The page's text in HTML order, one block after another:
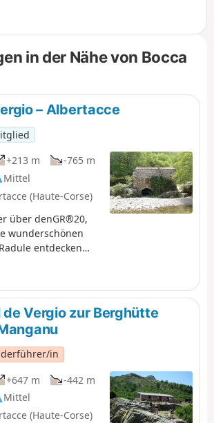
in der Nähe von Bocca
– Albertacce
+213 m
-765 m
Mittel
(Haute-Corse)
über denGR®20,
wunderschönen
entdecken
de Vergio zur Berghütte
in
+647 m
-442 m
Mittel
(Haute-Corse)